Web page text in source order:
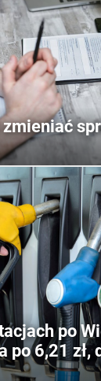
po
po 6,21 zł,